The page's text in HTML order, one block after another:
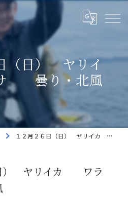
（日） ヤリイ
曇り・北風
１２月２６日（日） ヤリイカ ワラサ 曇り・北風
） ヤリイカ ワラ